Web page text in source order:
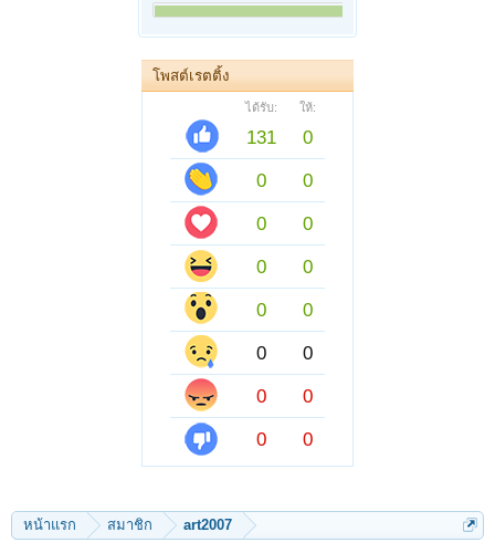
โพสต์เรตติ้ง
ได้รับ: ให้:
131
0
0
0
0
0
0
0
0
0
0
0
0
0
0
0
หน้าแรก สมาชิก art2007